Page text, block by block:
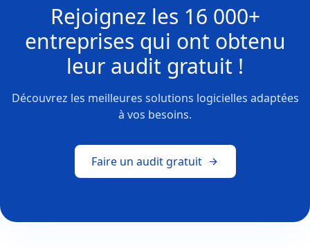
Rejoignez les 16 000+
entreprises qui ont obtenu
leur audit gratuit !
Découvrez les meilleures solutions logicielles adaptées
à vos besoins.
Faire un audit gratuit